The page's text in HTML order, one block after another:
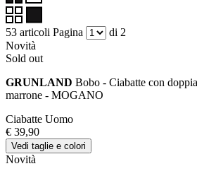
53 articoli Pagina
di 2
Novità
Sold out
GRUNLAND Bobo - Ciabatte con
marrone - MOGANO
Ciabatte Uomo
€ 39,90
Vedi taglie e colori
Novità